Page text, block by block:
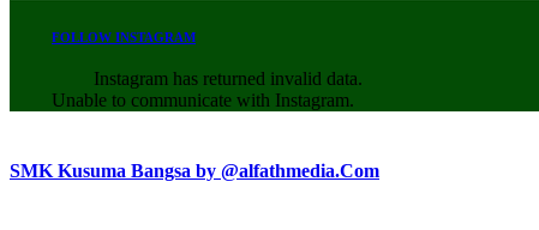
FOLLOW INSTAGRAM
Instagram has returned invalid data.
Unable to communicate with Instagram.
SMK Kusuma Bangsa by @alfathmedia.Com